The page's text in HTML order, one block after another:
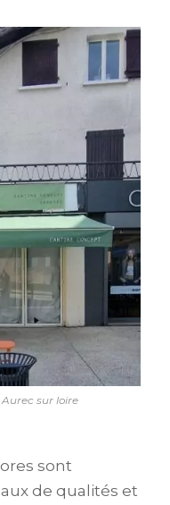
sur loire
sont
de qualités et